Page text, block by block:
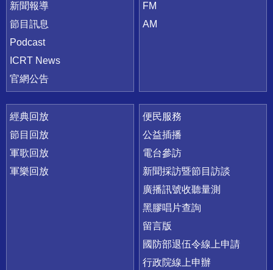
新聞報導
節目訊息
Podcast
ICRT News
官網公告
FM
AM
經典回放
節目回放
軍歌回放
軍樂回放
便民服務
公益插播
電台參訪
新聞採訪暨節目訪談
廣播訊號收聽量測
黑膠唱片查詢
留言版
國防部退伍令線上申請
行政院線上申辦